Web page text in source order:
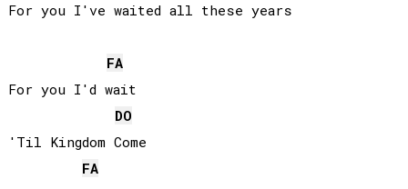
For you I've waited all these years
FA
For you I'd wait
DO
'Til Kingdom Come
FA